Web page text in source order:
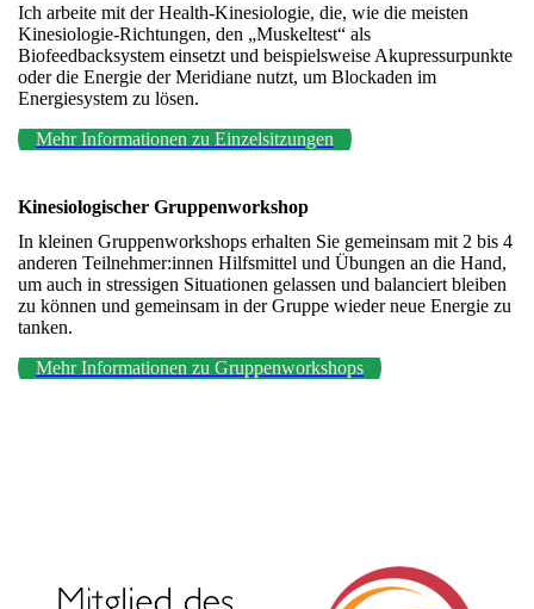
Ich arbeite mit der Health-Kinesiologie, die, wie die meisten
Kinesiologie-Richtungen, den „Muskeltest“ als
Biofeedbacksystem einsetzt und beispielsweise Akupressurpunkte
oder die Energie der Meridiane nutzt, um Blockaden im
Energiesystem zu lösen.
Mehr Informationen zu Einzelsitzungen
Kinesiologischer Gruppenworkshop
In kleinen Gruppenworkshops erhalten Sie gemeinsam mit 2 bis 4
anderen Teilnehmer:innen Hilfsmittel und Übungen an die Hand,
um auch in stressigen Situationen gelassen und balanciert bleiben
zu können und gemeinsam in der Gruppe wieder neue Energie zu
tanken.
Mehr Informationen zu Gruppenworkshops